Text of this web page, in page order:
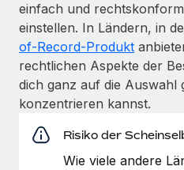
einfach und
einstellen. In Ländern, in
of-Record-Produkt
rechtlichen Aspekte der
dich ganz auf die Auswahl
konzentrieren kannst.
Risiko der
Wie viele andere